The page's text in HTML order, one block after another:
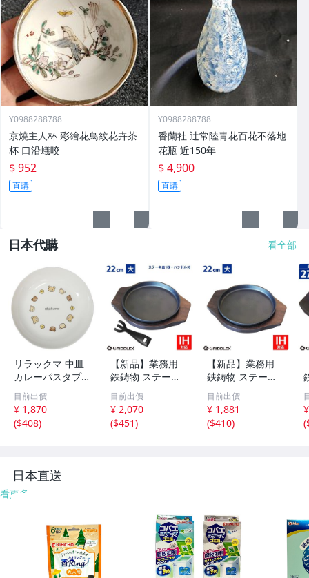
Y0988288788
京燒主人杯 彩繪花鳥紋花卉茶
杯 口沿蟻咬
$ 952
直購
Y0988288788
香蘭社 辻常陸青花百花不落地
花瓶 近150年
$ 4,900
直購
日本代購 看全部
リラックマ 中皿
カレーパスタプレ
ート ベーシック
リラックマ サン
エックス 金正陶
器 日本製 キャラ
目前出價
¥ 1,870
($408)
【新品】業務用
鉄鋳物 ステーキ
皿 丸型 22cm ハ
ンドル、専用木台
付き スキレット
パン 鉄板皿 鉄板
目前出價
¥ 2,070
($451)
【新品】業務用
鉄鋳物 ステーキ
皿 丸型 22cm 専
用木台付き スキ
レットパン 鉄板
皿 鉄板料理 お好
目前出價
¥ 1,881
($410)
(
日本直送
看更多